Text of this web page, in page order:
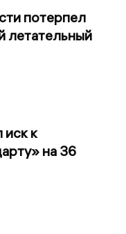
потерпел
летательный
к
на 36